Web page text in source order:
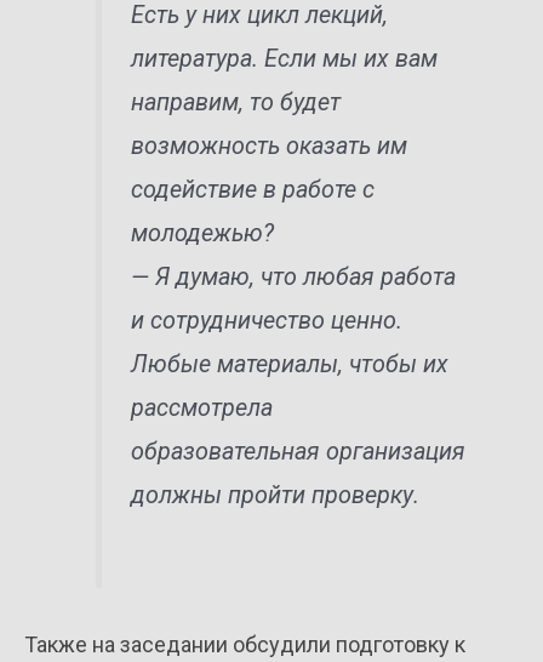
Есть у них цикл лекций,
литература. Если мы их вам
направим, то будет
возможность оказать им
содействие в работе с
молодежью?
— Я думаю, что любая работа
и сотрудничество ценно.
Любые материалы, чтобы их
рассмотрела
образовательная организация
должны пройти проверку.
Также на заседании обсудили подготовку к